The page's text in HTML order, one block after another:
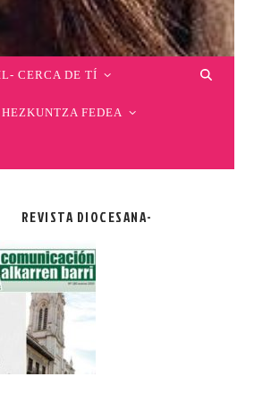
CERCA DE TÍ
HEZKUNTZA FEDEA
REVISTA DIOCESANA-